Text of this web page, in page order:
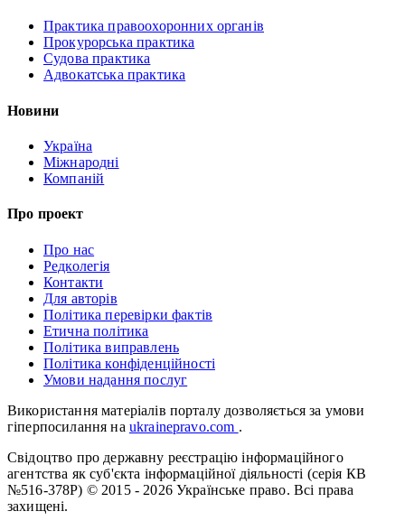
Практика правоохоронних органів
Прокурорська практика
Судова практика
Адвокатська практика
Новини
Україна
Міжнародні
Компаній
Про проект
Про нас
Редколегія
Контакти
Для авторів
Політика перевірки фактів
Етична політика
Політика виправлень
Політика конфіденційності
Умови надання послуг
Використання матеріалів порталу дозволяється за умови
гіперпосилання на ukrainepravo.com .
Свідоцтво про державну реєстрацію інформаційного
агентства як суб'єкта інформаційної діяльності (серія КВ
№516-378Р) © 2015 - 2026 Українське право. Всі права
захищені.